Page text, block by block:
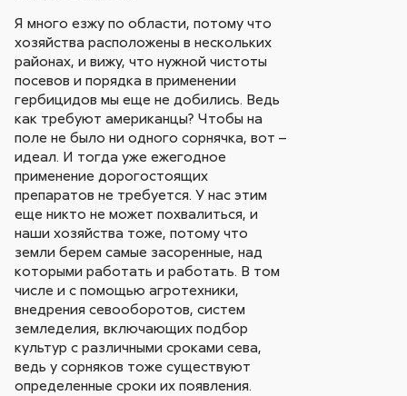
Я много езжу по области, потому что
хозяйства расположены в нескольких
районах, и вижу, что нужной чистоты
посевов и порядка в применении
гербицидов мы еще не добились. Ведь
как требуют американцы? Чтобы на
поле не было ни одного сорнячка, вот –
идеал. И тогда уже ежегодное
применение дорогостоящих
препаратов не требуется. У нас этим
еще никто не может похвалиться, и
наши хозяйства тоже, потому что
земли берем самые засоренные, над
которыми работать и работать. В том
числе и с помощью агротехники,
внедрения севооборотов, систем
земледелия, включающих подбор
культур с различными сроками сева,
ведь у сорняков тоже существуют
определенные сроки их появления.